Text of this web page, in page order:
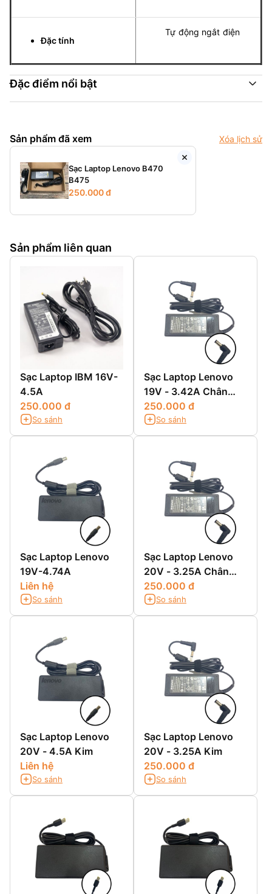
Đặc tính
Tự động ngắt điện
Đặc điểm nổi bật
Sản phẩm đã xem Xóa lịch sử
Sạc Laptop Lenovo B470
B475
250.000 đ
Sản phẩm liên quan
Sạc Laptop IBM 16V-
4.5A
250.000 đ
So sánh
Sạc Laptop Lenovo
19V - 3.42A Chân
Thường
250.000 đ
So sánh
Sạc Laptop Lenovo
19V-4.74A
Liên hệ
So sánh
Sạc Laptop Lenovo
20V - 3.25A Chân
Thường
250.000 đ
So sánh
Sạc Laptop Lenovo
20V - 4.5A Kim
Liên hệ
So sánh
Sạc Laptop Lenovo
20V - 3.25A Kim
250.000 đ
So sánh